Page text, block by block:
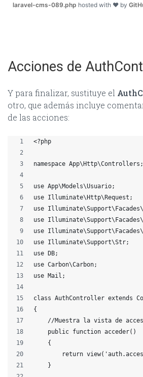
laravel-cms-089.php hosted with ❤ by
Acciones de
Y para finalizar, sustituye el
otro, que además incluye
de las acciones:
<?php
namespace App\Http\Controllers;
use App\Models\Usuario;
use Illuminate\Http\Request;
use
use
use
use Illuminate\Support\Str;
use DB;
use Carbon\Carbon;
use Mail;
class AuthController extends
{
//Muestra la vista de
    public function acceder()
    {
return
    }